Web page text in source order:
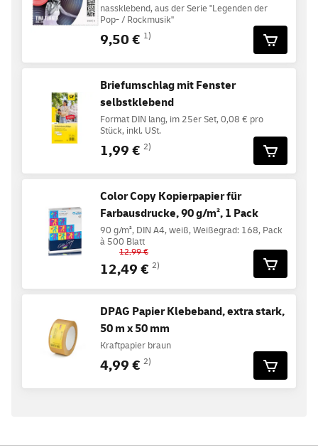
nassklebend, aus der Serie "Legenden der
Pop- / Rockmusik"
9,50 € 1)
Briefumschlag mit Fenster
selbstklebend
Format DIN lang, im 25er Set, 0,08 € pro
Stück, inkl. USt.
1,99 € 2)
Color Copy Kopierpapier für
Farbausdrucke, 90 g/m², 1 Pack
90 g/m², DIN A4, weiß, Weißegrad: 168, Pack
à 500 Blatt
12,99 €
12,49 € 2)
DPAG Papier Klebeband, extra stark,
50 m x 50 mm
Kraftpapier braun
4,99 € 2)